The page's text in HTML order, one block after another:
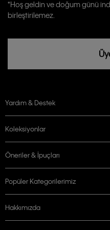
rızam vardır
*Hoş geldin ve doğum günü
birleştirilemez.
Yardım & Destek
Koleksiyonlar
Öneriler & İpuçları
Popüler Kategorilerimiz
Hakkımızda